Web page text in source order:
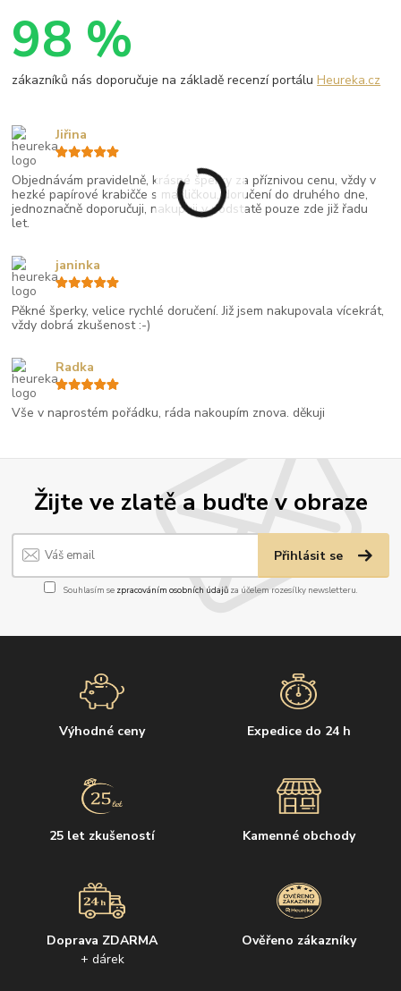
Žijte ve zlatě a buďte v obraze
Přihlásit se
Souhlasím se zpracováním osobních údajůza účelem rozesílky newsletteru.
Výhodné ceny Expedice do 24 h
25 let zkušeností Kamenné obchody
Doprava ZDARMA
+ dárek
Ověřeno zákazníky
98 %
zákazníků nás doporučuje na základě recenzí portáluHeureka.cz
Objednávám pravidelně, krásné šperky za příznivou cenu, vždy v
hezké papírové krabičče s mašličkou, doručení do druhého dne,
jednoznačně doporučuji, nakupuji v podstatě pouze zde již řadu
let.
Jiřina
Pěkné šperky, velice rychlé doručení. Již jsem nakupovala vícekrát,
vždy dobrá zkušenost :-)
janinka
Vše v naprostém pořádku, ráda nakoupím znova. děkuji
Radka